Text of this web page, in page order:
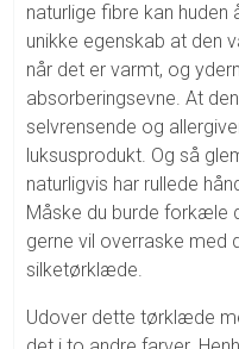
naturlige fibre kan huden
unikke egenskab at den
når det er varmt, og
absorberingsevne. At
selvrensende og
luksusprodukt. Og så
naturligvis har rullede
Måske du burde forkæle
gerne vil overraske med
silketørklæde.
Udover dette tørklæde